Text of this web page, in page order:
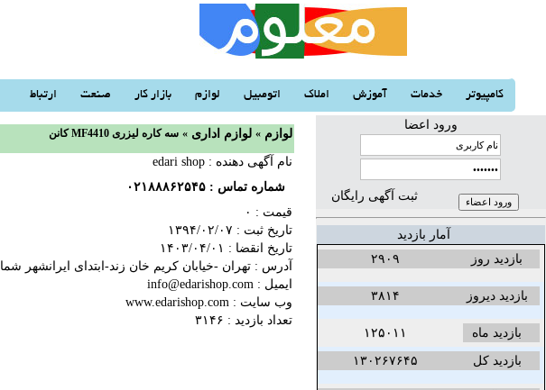
کامپیوتر خدمات آموزش املاک اتومبیل لوازم بازار کار صنعت ارتباط
لوازم « لوازم اداری « کانن MF4410 سه کاره لیزری
نام آگهی دهنده : edari shop
شماره تماس : ۰۲۱۸۸۸۶۲۵۴۵
قیمت : ۰
تاریخ ثبت : ۱۳۹۴/۰۲/۰۷‬
تاریخ انقضا : ۱۴۰۳/۰۴/۰۱‬
آدرس : تهران -خیابان کریم خان زند-ابتدای ایرانشهر
ایمیل : info@edarishop.com
وب سایت : www.edarishop.com
تعداد بازدید : ۳۱۴۶
ورود اعضا
ثبت آگهی رایگان
آمار بازدید
بازدید روز
۲۹۰۹
بازدید دیروز ۳۸۱۴
بازدید ماه ۱۲۵۰۱۱
بازدید کل ۱۳۰۲۶۷۶۴۵